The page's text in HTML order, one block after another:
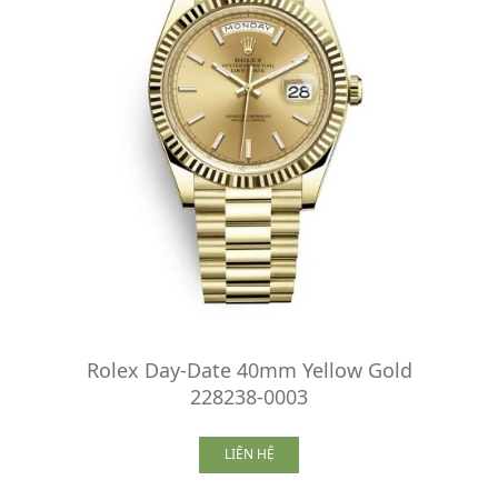
Rolex Day-Date 40mm Yellow Gold
228238-0003
LIÊN HỆ